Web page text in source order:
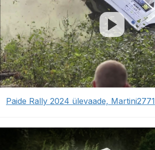
Paide Rally 2024 ülevaade, Martini2771